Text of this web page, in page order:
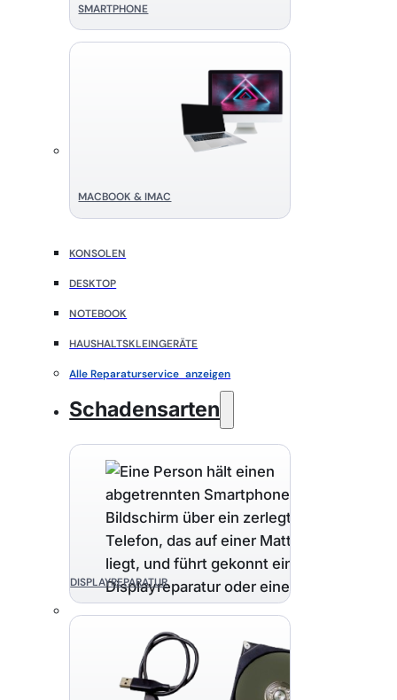
SMART­PHONE
MACBOOK & IMAC
KONSOLEN
DESKTOP
NOTEBOOK
HAUSHALTSKLEINGERÄTE
Alle Reparaturservice anzeigen
Schadensarten
DISPLAYREPARATUR